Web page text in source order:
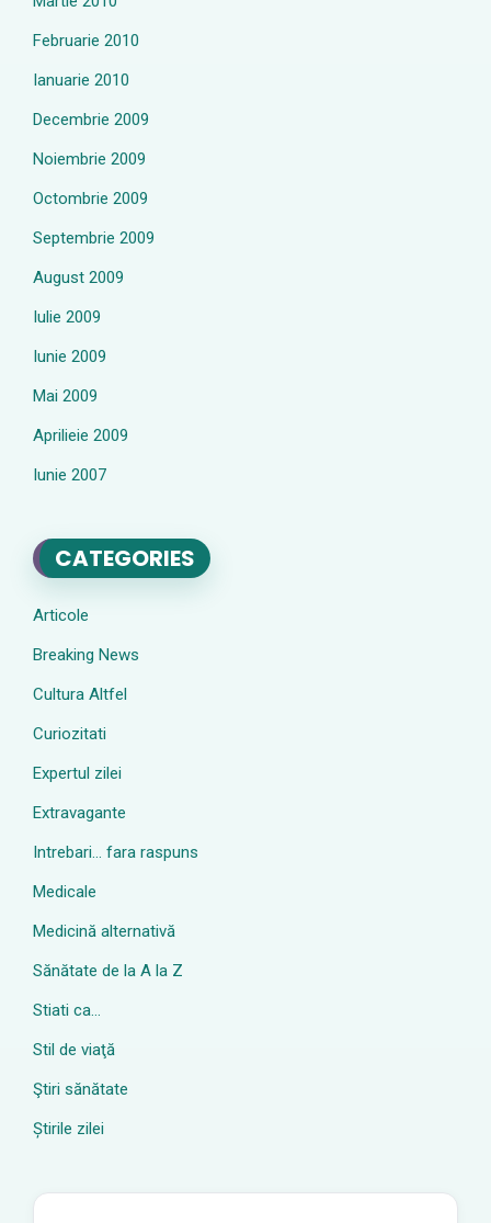
Februarie 2010
Ianuarie 2010
Decembrie 2009
Noiembrie 2009
Octombrie 2009
Septembrie 2009
August 2009
Iulie 2009
Iunie 2009
Mai 2009
Aprilieie 2009
Iunie 2007
CATEGORIES
Articole
Breaking News
Cultura Altfel
Curiozitati
Expertul zilei
Extravagante
Intrebari… fara raspuns
Medicale
Medicină alternativă
Sănătate de la A la Z
Stiati ca…
Stil de viaţă
Ştiri sănătate
Știrile zilei